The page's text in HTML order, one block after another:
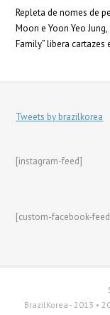
Repleta de nomes de
Moon e Yoon Yeo
Family” libera
Tweets by brazilkorea
[instagram-feed]
[custom-facebook-
BrazilKorea - 2013 •